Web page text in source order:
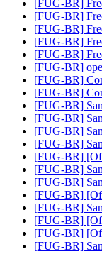
[FUG-BR]
[FUG-BR]
[FUG-BR]
[FUG-BR]
[FUG-BR]
[FUG-BR]
[FUG-BR]
[FUG-BR]
[FUG-BR]
[FUG-BR]
[FUG-BR]
[FUG-BR]
[FUG-BR]
[FUG-BR]
[FUG-BR]
[FUG-BR]
[FUG-BR]
[FUG-BR]
[FUG-BR]
[FUG-BR]